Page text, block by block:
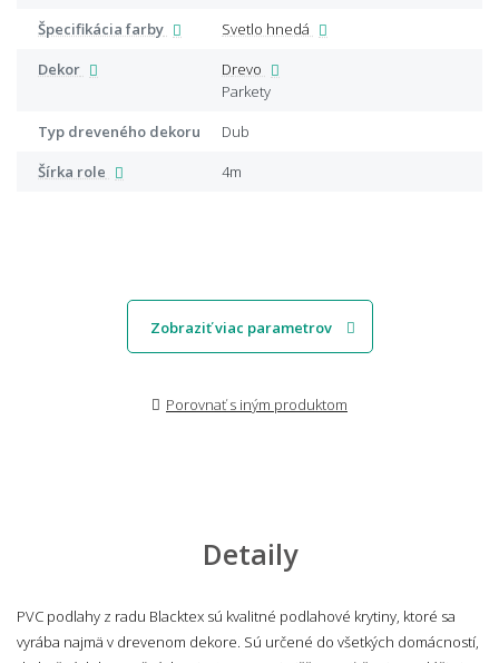
Špecifikácia farby
Svetlo hnedá
Dekor
Drevo
Parkety
Typ dreveného dekoru
Dub
Šírka role
4m
Zobraziť viac parametrov
Porovnať s iným produktom
Detaily
PVC podlahy z radu Blacktex sú kvalitné podlahové krytiny, ktoré sa
vyrába najmä v drevenom dekore. Sú určené do všetkých domácností,